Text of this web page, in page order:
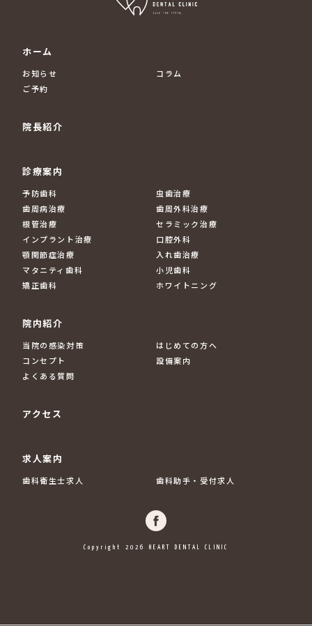
ホーム
お知らせ
コラム
ご予約
院長紹介
診療案内
予防歯科
虫歯治療
歯周病治療
歯周外科治療
根管治療
セラミック治療
インプラント治療
口腔外科
顎関節症治療
入れ歯治療
マタニティ歯科
小児歯科
矯正歯科
ホワイトニング
院内紹介
当院の感染対策
はじめての方へ
コンセプト
設備案内
よくある質問
アクセス
求人案内
歯科衛生士求人 歯科助手・受付求人
Copyright 2026 HEART DENTAL CLINIC